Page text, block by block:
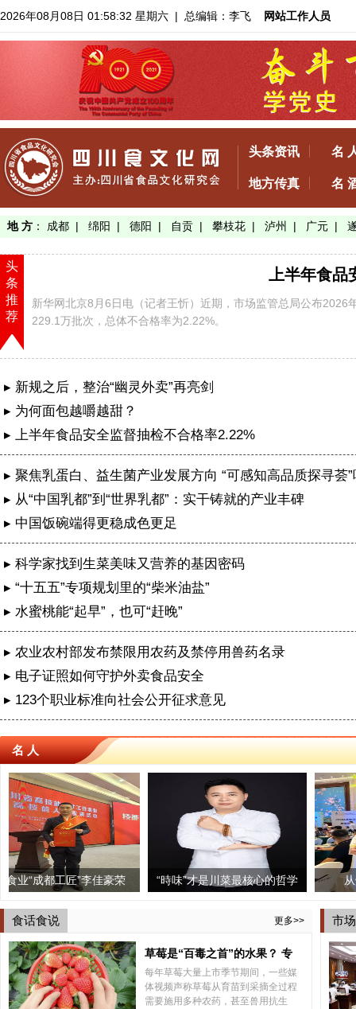
2026年08月08日 01:58:32 星期六 | 总编辑：李飞 网站工作人员
头条资讯 名
地方传真 名
地 方 ： 成都 | 绵阳 | 德阳 | 自贡 | 攀枝花 | 泸州 | 广元 |
头
条
推
荐
上半年食品
新华网北京8月6日电（记者王忻）近期，市场监管总局公布
229.1万批次，总体不合格率为2.22%。
【了解详情】
▸ 新规之后，整治“幽灵外卖”再亮剑
▸ 为何面包越嚼越甜？
▸ 上半年食品安全监督抽检不合格率2.22%
▸ 聚焦乳蛋白、益生菌产业发展方向 “可感知高品质探寻荟
特举办
▸ 从“中国乳都”到“世界乳都”：实干铸就的产业丰碑
▸ 中国饭碗端得更稳成色更足
▸ 科学家找到生菜美味又营养的基因密码
▸ “十五五”专项规划里的“柴米油盐”
▸ 水蜜桃能“起早”，也可“赶晚”
▸ 农业农村部发布禁限用农药及禁停用兽药名录
▸ 电子证照如何守护外卖食品安全
▸ 123个职业标准向社会公开征求意见
简阳“四式课堂”交出农村交通治理精准答卷
名 人
匠”李佳豪荣
“時味”才是川菜最核心的哲学
从炊事班长
三个椰子椰子鸡火锅印象城
成都街子古镇上演“
食话食说 更多>>
草莓是“百毒之首”的水果？ 专
家“五问五答”为你解惑
每年草莓大量上市季节期间，一些媒
体视频声称草莓从育苗到采摘全过程
需要施用多种农药，甚至兽用抗生
市